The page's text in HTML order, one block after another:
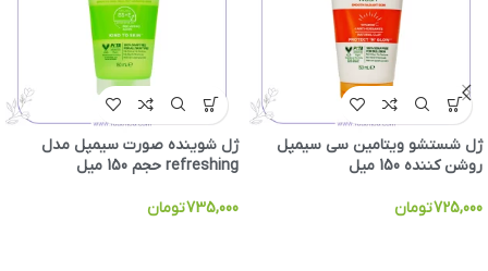
ژل شستشو ویتامین سی سیمپل
روشن کننده 150 میل
725,000تومان
ژل شوینده صورت سیمپل مدل
refreshing حجم 150 میل
735,000تومان